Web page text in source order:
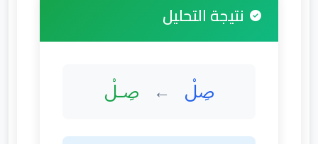
نتيجة التحليل
صِلْ ← صِـلْ